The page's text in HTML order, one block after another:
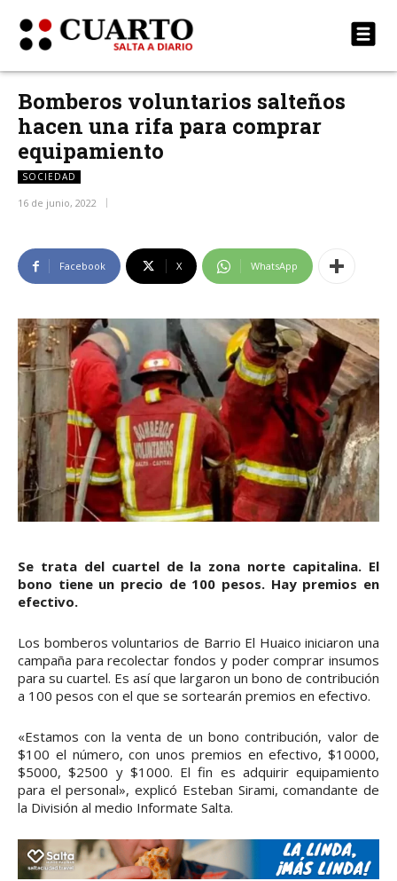
Bomberos voluntarios salteños
hacen una rifa para comprar
equipamiento
SOCIEDAD
16 de junio, 2022
Facebook X WhatsApp
Se trata del cuartel de la zona norte capitalina. El
bono tiene un precio de 100 pesos. Hay premios en
efectivo.
Los bomberos voluntarios de Barrio El Huaico iniciaron una
campaña para recolectar fondos y poder comprar insumos
para su cuartel. Es así que largaron un bono de contribución
a 100 pesos con el que se sortearán premios en efectivo.
«Estamos con la venta de un bono contribución, valor de
$100 el número, con unos premios en efectivo, $10000,
$5000, $2500 y $1000. El fin es adquirir equipamiento
para el personal», explicó Esteban Sirami, comandante de
la División al medio Informate Salta.